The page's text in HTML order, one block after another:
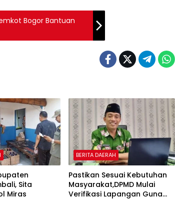
Bogor Bantuan
Sita
Miras
BERITA DAERAH
Pastikan Sesuai Kebutuhan
Masyarakat,DPMD Mulai
Verifikasi Lapangan Guna